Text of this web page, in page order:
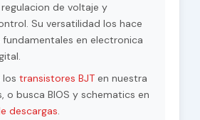
de voltaje y
Su versatilidad los hace
en electronica
transistores BJTen nuestra
o busca BIOS y schematics en
descargas.